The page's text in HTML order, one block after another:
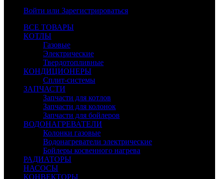
Войти или Зарегистрироваться
ВСЕ ТОВАРЫ
КОТЛЫ
Газовые
Электрические
Твердотопливные
КОНДИЦИОНЕРЫ
Сплит-системы
ЗАПЧАСТИ
Запчасти для котлов
Запчасти для колонок
Запчасти для бойлеров
ВОДОНАГРЕВАТЕЛИ
Колонки газовые
Водонагреватели электрические
Бойлеры косвенного нагрева
РАДИАТОРЫ
НАСОСЫ
КОНВЕКТОРЫ